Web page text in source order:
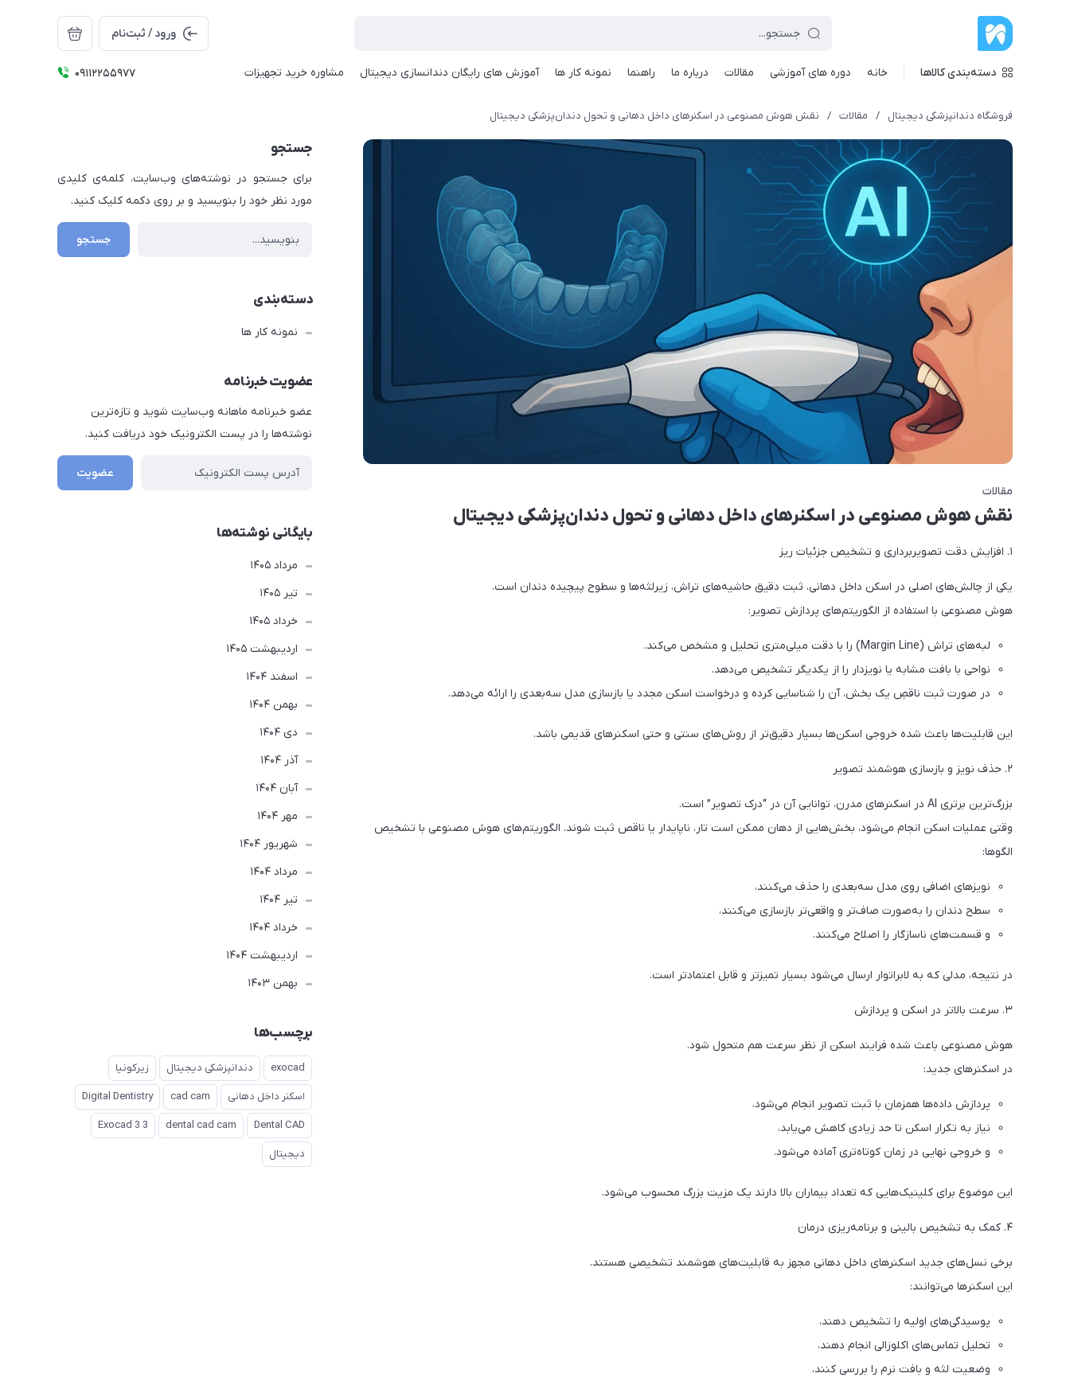
ورود / ثبت‌نام
دسته‌بندی کالاها خانه دوره های آموزشی مقالات درباره ما راهنما نمونه کار ها آموزش های رایگان دندانسازی دیجیتال مشاوره خرید تجهیزات 09112255977
فروشگاه دندانپزشکی دیجیتال / مقالات / نقش هوش مصنوعی در اسکنرهای داخل‌ دهانی و تحول دندان‌پزشکی دیجیتال
مقالات
نقش هوش مصنوعی در اسکنرهای داخل‌ دهانی و تحول دندان‌پزشکی دیجیتال
۱. افزایش دقت تصویربرداری و تشخیص جزئیات ریز
یکی از چالش‌های اصلی در اسکن داخل دهانی، ثبت دقیق حاشیه‌های تراش، زیرلثه‌ها و سطوح پیچیده دندان است.
هوش مصنوعی با استفاده از الگوریتم‌های پردازش تصویر:
لبه‌های تراش (Margin Line) را با دقت میلی‌متری تحلیل و مشخص می‌کند.
نواحی با بافت مشابه یا نویزدار را از یکدیگر تشخیص می‌دهد.
در صورت ثبت ناقصِ یک بخش، آن را شناسایی کرده و درخواست اسکن مجدد یا بازسازی مدل سه‌بعدی را ارائه می‌دهد.
این قابلیت‌ها باعث شده خروجی اسکن‌ها بسیار دقیق‌تر از روش‌های سنتی و حتی اسکنرهای قدیمی باشد.
۲. حذف نویز و بازسازی هوشمند تصویر
بزرگ‌ترین برتری AI در اسکنرهای مدرن، توانایی آن در “درک تصویر” است.
وقتی عملیات اسکن انجام می‌شود، بخش‌هایی از دهان ممکن است تار، ناپایدار یا ناقص ثبت شوند. الگوریتم‌های هوش مصنوعی با تشخیص
الگوها:
نویزهای اضافی روی مدل سه‌بعدی را حذف می‌کنند،
سطح دندان را به‌صورت صاف‌تر و واقعی‌تر بازسازی می‌کنند،
و قسمت‌های ناسازگار را اصلاح می‌کنند.
در نتیجه، مدلی که به لابراتوار ارسال می‌شود بسیار تمیزتر و قابل اعتمادتر است.
۳. سرعت بالاتر در اسکن و پردازش
هوش مصنوعی باعث شده فرایند اسکن از نظر سرعت هم متحول شود.
در اسکنرهای جدید:
پردازش داده‌ها همزمان با ثبت تصویر انجام می‌شود،
نیاز به تکرار اسکن تا حد زیادی کاهش می‌یابد،
و خروجی نهایی در زمان کوتاه‌تری آماده می‌شود.
این موضوع برای کلینیک‌هایی که تعداد بیماران بالا دارند یک مزیت بزرگ محسوب می‌شود.
۴. کمک به تشخیص بالینی و برنامه‌ریزی درمان
برخی نسل‌های جدید اسکنرهای داخل دهانی مجهز به قابلیت‌های هوشمند تشخیصی هستند.
این اسکنرها می‌توانند:
پوسیدگی‌های اولیه را تشخیص دهند،
تحلیل تماس‌های اکلوزالی انجام دهند،
وضعیت لثه و بافت نرم را بررسی کنند،
جستجو
برای جستجو در نوشته‌های وب‌سایت، کلمه‌ی کلیدی
مورد نظر خود را بنویسید و بر روی دکمه کلیک کنید.
جستجو
دسته‌بندی
نمونه کار ها
عضویت خبرنامه
عضو خبرنامه ماهانه وب‌سایت شوید و تازه‌ترین
نوشته‌ها را در پست الکترونیک خود دریافت کنید.
عضویت
بایگانی نوشته‌ها
مرداد 1405
تير 1405
خرداد 1405
ارديبهشت 1405
اسفند 1404
بهمن 1404
دی 1404
آذر 1404
آبان 1404
مهر 1404
شهریور 1404
مرداد 1404
تير 1404
خرداد 1404
ارديبهشت 1404
بهمن 1403
برچسب‌ها
exocad دندانپزشکی دیجیتال زیرکونیا
اسکنر داخل دهانی cad cam
Digital Dentistry
Dental CAD
dental cad cam
Exocad 3 3
دیجیتال